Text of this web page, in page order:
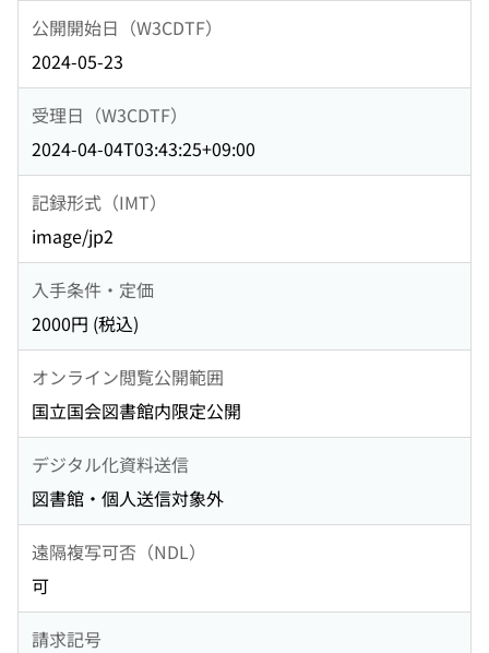
公開開始日（W3CDTF）
2024-05-23
受理日（W3CDTF）
2024-04-04T03:43:25+09:00
記録形式（IMT）
image/jp2
入手条件・定価
2000円 (税込)
オンライン閲覧公開範囲
国立国会図書館内限定公開
デジタル化資料送信
図書館・個人送信対象外
遠隔複写可否（NDL）
可
請求記号